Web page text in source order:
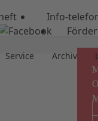
Info-
Service Archiv